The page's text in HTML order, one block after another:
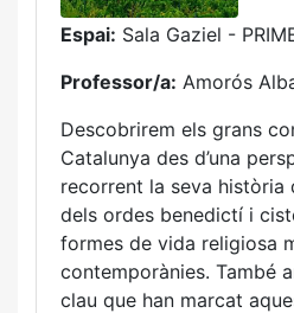
Espai: Sala Gaziel -
Professor/a: Amorós
Descobrirem els grans
Catalunya des d’una
recorrent la seva història
dels ordes benedictí i
formes de vida religiosa
contemporànies. També
clau que han marcat